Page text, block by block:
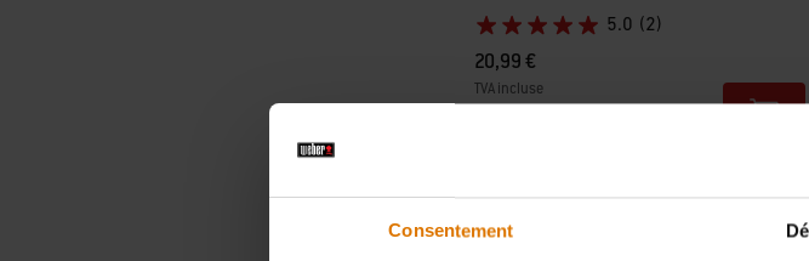
Consentement
5.0 (2)
20,99 €
TVA incluse